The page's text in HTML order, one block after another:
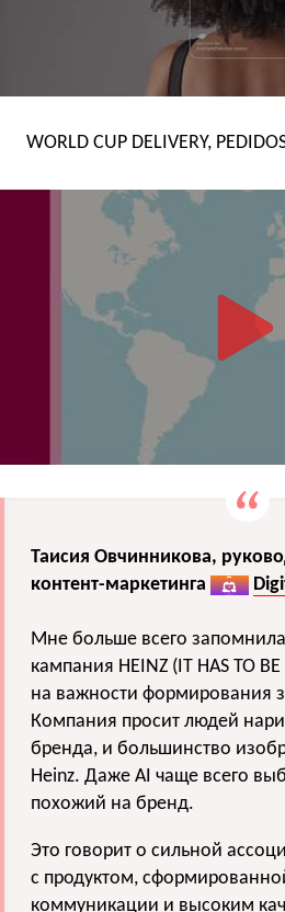
WORLD CUP DELIVERY,
Таисия Овчинникова,
контент-маркетинга
Мне больше всего
кампания HEINZ (IT HAS TO
на важности формирования
Компания просит людей
бренда, и большинство
Heinz. Даже AI чаще всего
похожий на бренд.
Это говорит о сильной
с продуктом,
коммуникации и высоким